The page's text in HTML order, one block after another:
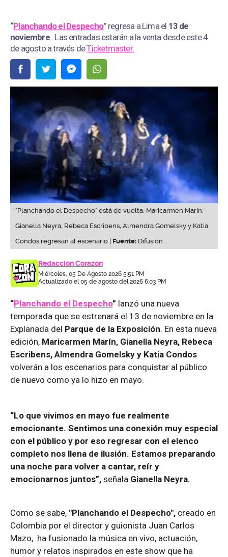
“Planchando el Despecho” regresa a Lima el 13 de
noviembre . Las entradas estarán a la venta desde este 4
de agosto a través deTicketmaster.
"Planchando el Despecho" está de vuelta: Maricarmen Marín,
Gianella Neyra, Rebeca Escribens, Almendra Gomelsky y Katia
Condos regresan al escenario | Fuente: Difusión
Redacción Corazón
Miércoles, 05 De Agosto 2026 5:51 PM
Actualizado el 05 de agosto del 2026 6:03 PM
“Planchando el Despecho” lanzó una nueva
temporada que se estrenará el 13 de noviembre en la
Explanada del Parque de la Exposición. En esta nueva
edición, Maricarmen Marín, Gianella Neyra, Rebeca
Escribens, Almendra Gomelsky y Katia Condos
volverán a los escenarios para conquistar al público
de nuevo como ya lo hizo en mayo.
“Lo que vivimos en mayo fue realmente
emocionante. Sentimos una conexión muy especial
con el público y por eso regresar con el elenco
completo nos llena de ilusión. Estamos preparando
una noche para volver a cantar, reír y
emocionarnos juntos”, señala Gianella Neyra.
Como se sabe, "Planchando el Despecho", creado en
Colombia por el director y guionista Juan Carlos
Mazo, ha fusionado la música en vivo, actuación,
humor y relatos inspirados en este show que ha